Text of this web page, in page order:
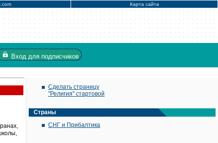
Карта сайта
Вход для подписчиков
Сделать страницу
"Религия" стартовой
Страны
СНГ и Прибалтика